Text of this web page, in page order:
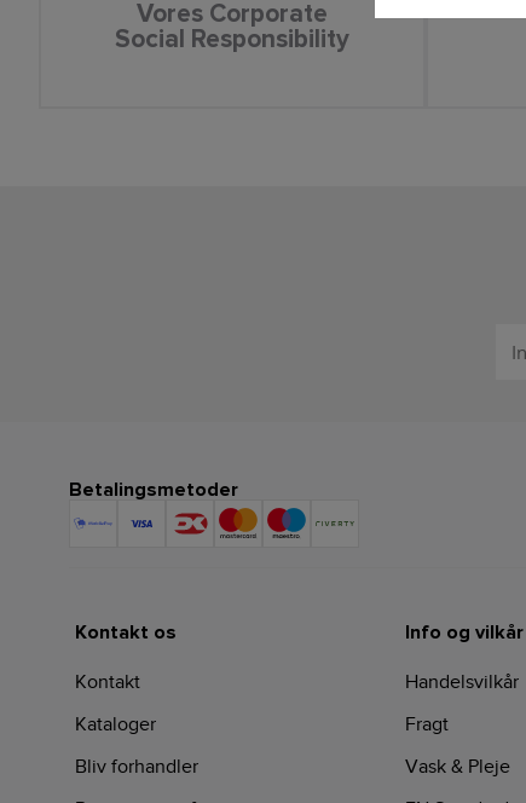
Vores Corporate
Social Responsibility
Betalingsmetoder
Kontakt os
Kontakt
Kataloger
Bliv forhandler
Info og vilkår
Handelsvilkår
Fragt
Vask & Pleje